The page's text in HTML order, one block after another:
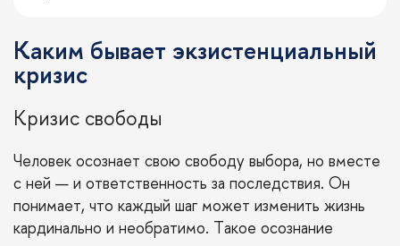
Каким бывает экзистенциальный
кризис
Кризис свободы
Человек осознает свою свободу выбора, но вместе
с ней — и ответственность за последствия. Он
понимает, что каждый шаг может изменить жизнь
кардинально и необратимо. Такое осознание